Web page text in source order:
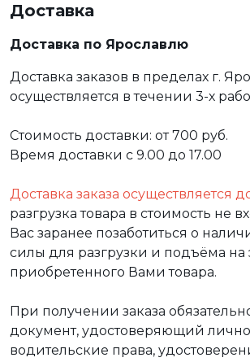
Доставка
Доставка по Ярославлю
Доставка заказов в пределах г.
осуществляется в течении 3-х
Стоимость доставки: от 700 руб.
Время доставки с 9.00 до 17.00
Доставка заказа осуществляется
разгрузка товара в стоимость не
Вас заранее позаботиться о
силы для разгрузки и подъёма на
приобретенного Вами товара.
При получении заказа
документ, удостоверяющий
водительские права,